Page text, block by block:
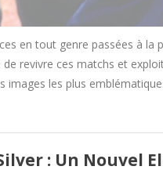
en tout genre passées à la
revivre ces matchs et
images les plus
: Un Nouvel